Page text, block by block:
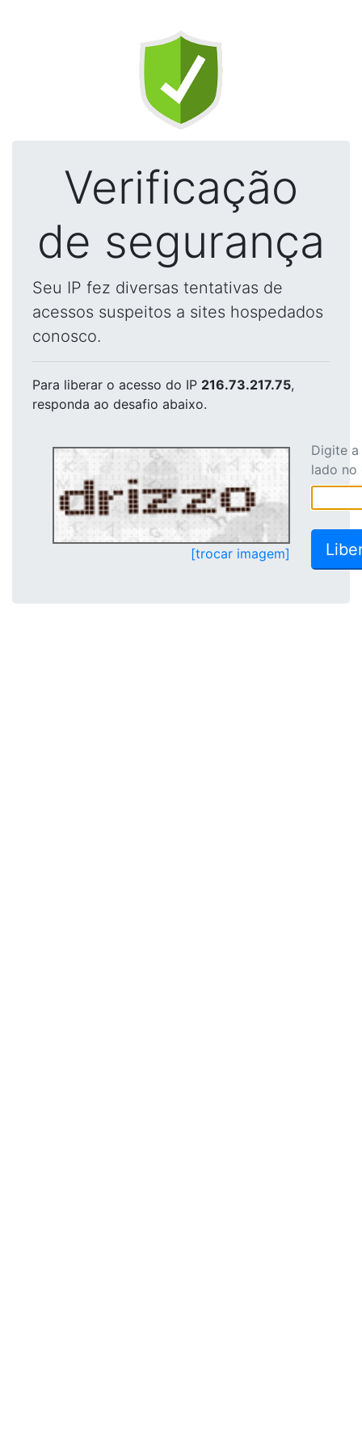
Verificação
de segurança
Seu IP fez diversas tentativas de
acessos suspeitos a sites hospedados
conosco.
Para liberar o acesso do IP 216.73.217.75,
responda ao desafio abaixo.
[trocar imagem]
Digite
lado no